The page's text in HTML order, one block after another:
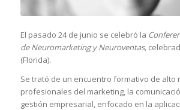
El pasado 24 de junio se celebró la
de Neuromarketing y Neuroventas,
(Florida).
Se trató de un encuentro formativo de alto
profesionales del marketing, la
gestión empresarial, enfocado en la